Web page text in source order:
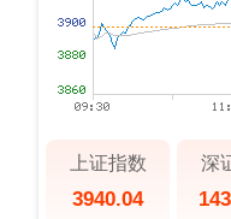
上证指数
3940.04
深